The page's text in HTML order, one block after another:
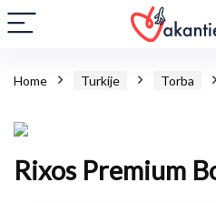
Home Turkije Torba
Rixos Premium